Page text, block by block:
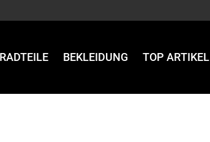
BEKLEIDUNG TOP ARTIKEL